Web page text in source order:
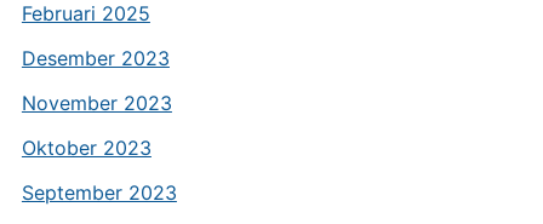
Februari 2025
Desember 2023
November 2023
Oktober 2023
September 2023